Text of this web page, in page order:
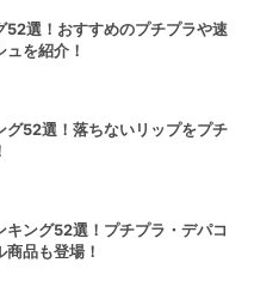
52選！おすすめのプチプラや速
を紹介！
グ52選！落ちないリップをプチ
ング52選！プチプラ・デパコ
品も登場！